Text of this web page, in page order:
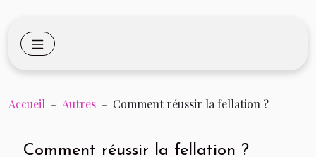
Accueil Autres Comment réussir la fellation ?
Comment réussir la fellation ?